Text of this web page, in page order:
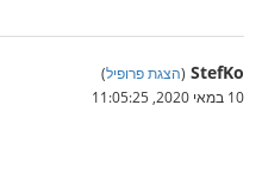
StefKo
(הצגת פרופיל)
10 במאי 2020, 11:05:25